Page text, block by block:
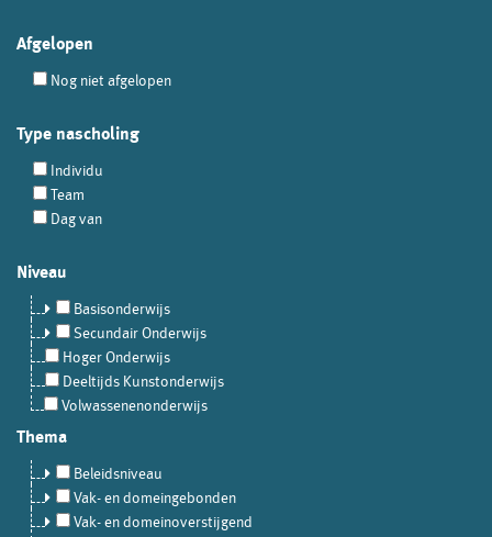
Afgelopen
Nog niet afgelopen
Type nascholing
Individu
Team
Dag van
Niveau
Basisonderwijs
Secundair Onderwijs
Hoger Onderwijs
Deeltijds Kunstonderwijs
Volwassenenonderwijs
Thema
Beleidsniveau
Vak- en domeingebonden
Vak- en domeinoverstijgend